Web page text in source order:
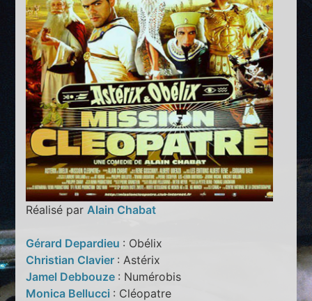
Réalisé par Alain Chabat
Gérard Depardieu : Obélix
Christian Clavier : Astérix
Jamel Debbouze : Numérobis
Monica Bellucci : Cléopatre